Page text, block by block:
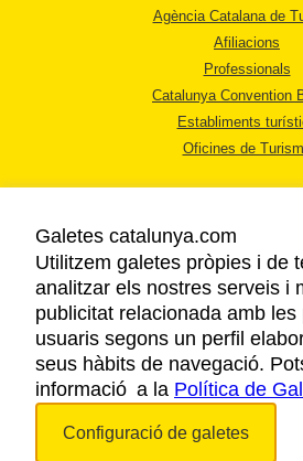
Agència Catalana de
Afiliacions
Professionals
Catalunya Convention
Establiments
Oficines de
AVÍS LEGAL
POLÍTICA DE
COOKIES
ACCESSIBILITAT
Galetes catalunya.com
Utilitzem galetes pròpies i de
analitzar els nostres serveis i
publicitat relacionada amb
usuaris segons un perfil
seus hàbits de navegació.
informació a la Política de
Configuració de galetes